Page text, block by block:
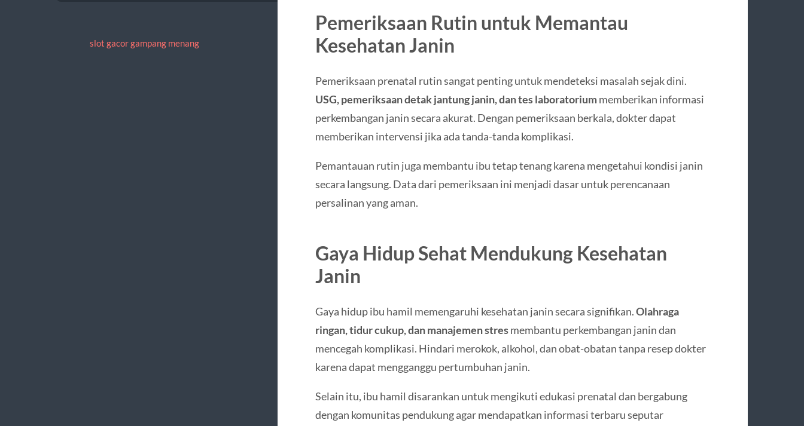
slot gacor gampang menang
Pemeriksaan Rutin untuk Memantau
Kesehatan Janin
Pemeriksaan prenatal rutin sangat penting untuk mendeteksi masalah sejak dini.
USG, pemeriksaan detak jantung janin, dan tes laboratoriummemberikan informasi
perkembangan janin secara akurat. Dengan pemeriksaan berkala, dokter dapat
memberikan intervensi jika ada tanda-tanda komplikasi.
Pemantauan rutin juga membantu ibu tetap tenang karena mengetahui kondisi janin
secara langsung. Data dari pemeriksaan ini menjadi dasar untuk perencanaan
persalinan yang aman.
Gaya Hidup Sehat Mendukung Kesehatan
Janin
Gaya hidup ibu hamil memengaruhi kesehatan janin secara signifikan.Olahraga
ringan, tidur cukup, dan manajemen stresmembantu perkembangan janin dan
mencegah komplikasi. Hindari merokok, alkohol, dan obat-obatan tanpa resep dokter
karena dapat mengganggu pertumbuhan janin.
Selain itu, ibu hamil disarankan untuk mengikuti edukasi prenatal dan bergabung
dengan komunitas pendukung agar mendapatkan informasi terbaru seputar